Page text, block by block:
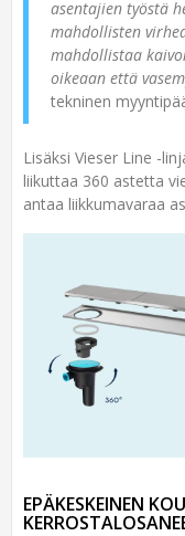
asentajien työstä
mahdollisten
mahdollistaa
oikeaan että
tekninen
Lisäksi Vieser Line -
liikuttaa 360 astetta
antaa liikkumavaraa
EPÄKESKEINEN